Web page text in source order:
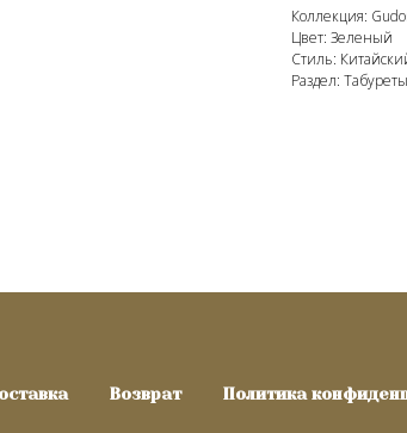
Коллекция:
Цвет: Зеленый
Стиль:
Раздел: Табуреты
Возврат Политика